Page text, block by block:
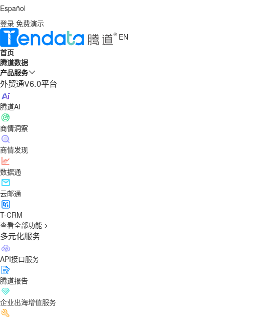
Español
登录 免费演示
EN
首页
腾道数据
产品服务
外贸通V6.0平台
腾道AI
商情洞察
商情发现
数据通
云邮通
T-CRM
查看全部功能 >
多元化服务
API接口服务
腾道报告
企业出海增值服务